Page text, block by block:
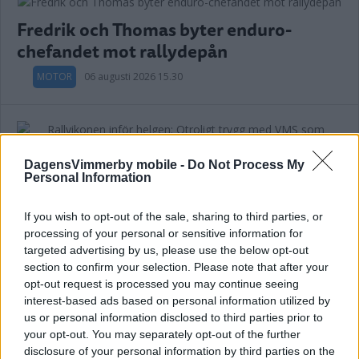
DagensVimmerby mobile - Do Not Process My
Personal Information
If you wish to opt-out of the sale, sharing to third parties, or
processing of your personal or sensitive information for
targeted advertising by us, please use the below opt-out
section to confirm your selection. Please note that after your
opt-out request is processed you may continue seeing
interest-based ads based on personal information utilized by
us or personal information disclosed to third parties prior to
your opt-out. You may separately opt-out of the further
disclosure of your personal information by third parties on the
Fredrik och Thomas byter enduro-
chefandet mot rallydepån
MOTOR 06 augusti 2026 15.30
Rallyikonen inför helgen: Otroligt trygg
MOTOR 06 augusti 2026 14.00
Annons: